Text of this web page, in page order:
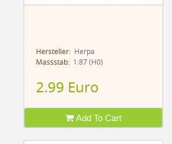
Hersteller: Herpa
Massstab: 1:87 (H0)
2.99 Euro
Add To Cart